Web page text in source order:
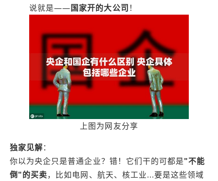
说就是——国家开的大公司 ！
上图为网友分享
独家见解：
你以为央企只是普通企业？错！它们干的可都是"不能
倒"的买卖，比如电网、航天、核工业...要是这些领域